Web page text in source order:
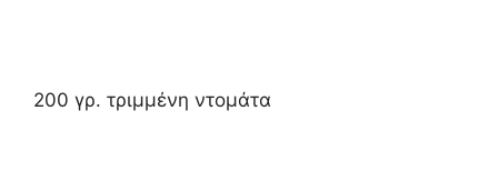
200 γρ. τριμμένη ντομάτα